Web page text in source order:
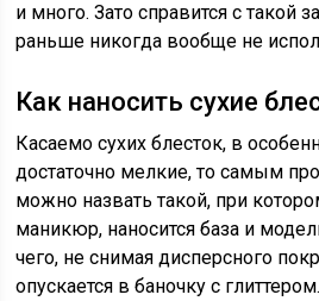
и много. Зато справится с такой
раньше никогда вообще не
Как наносить сухие
Касаемо сухих блесток, в
достаточно мелкие, то самым
можно назвать такой, при
маникюр, наносится база и
чего, не снимая дисперсного
опускается в баночку с